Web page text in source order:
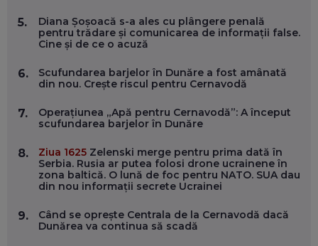
ÎNVAȚĂ AEO ȘI GEO!
EP. 55
OLIVIU MATEI, HOLISUN: SOFTWARE DE LA CLUJ PENTRU
WASHINGTON, OCHELARI INTELIGENȚI ȘI FERME
EP. 54
PROCESE, DAR CE FACEM CÂND PICĂ BAZA DE DATE, LA
INSTITUȚIILE STATULUI?
EP. 53
VOICU OPREAN (AROBS): CUM CONSTRUIEȘTI O COMPANIE
GLOBALĂ, FĂRĂ SĂ PIERZI LEGĂTURA CU COMUNITATEA
5.
Diana Șoșoacă s-a ales cu plângere penală
pentru trădare și comunicarea de informații false.
Cine și de ce o acuză
6.
Scufundarea barjelor în Dunăre a fost amânată
din nou. Crește riscul pentru Cernavodă
7.
Operațiunea „Apă pentru Cernavodă”: A început
scufundarea barjelor în Dunăre
8. Ziua 1625 Zelenski merge pentru prima dată în
Serbia. Rusia ar putea folosi drone ucrainene în
zona baltică. O lună de foc pentru NATO. SUA dau
din nou informații secrete Ucrainei
9.
Când se oprește Centrala de la Cernavodă dacă
Dunărea va continua să scadă